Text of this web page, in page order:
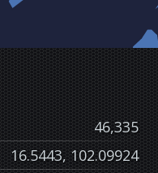
46,335
16.5443, 102.09924